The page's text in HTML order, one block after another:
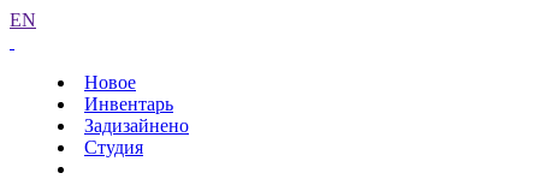
EN
Новое
Инвентарь
Задизайнено
Студия